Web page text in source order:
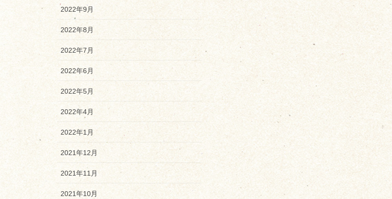
2022年9月
2022年8月
2022年7月
2022年6月
2022年5月
2022年4月
2022年1月
2021年12月
2021年11月
2021年10月